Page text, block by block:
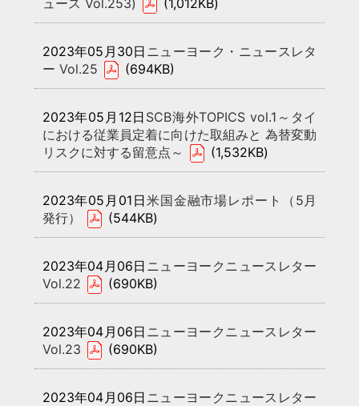
ュース Vol.253)
(1,012KB)
2023年05月30日 ニューヨーク・ニュースレタ
ー Vol.25
(694KB)
2023年05月12日 SCB海外TOPICS vol.1～タイ
における従業員定着に向けた取組みと 為替変動
リスクに対する留意点～
(1,532KB)
2023年05月01日米国金融市場レポート（5月
発行）
(544KB)
2023年04月06日 ニューヨークニュースレター
Vol.22
(690KB)
2023年04月06日 ニューヨークニュースレター
Vol.23
(690KB)
2023年04月06日 ニューヨークニュースレター